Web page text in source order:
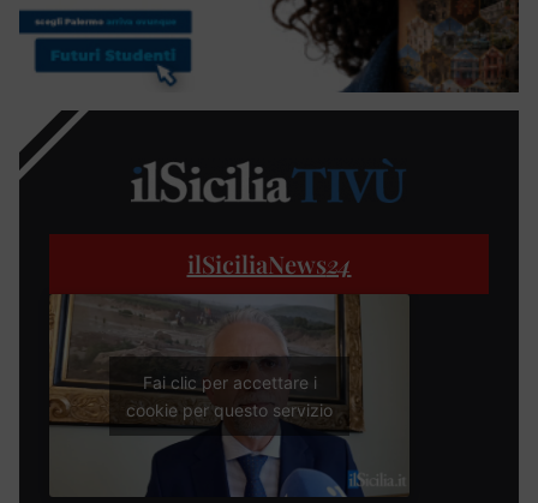
ilSiciliaNews24
Fai clic per accettare i
cookie per questo servizio